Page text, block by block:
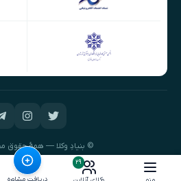
۲۹
© بنیادِ وکلا — همهٔ حقوق
طراحی و توسعه: